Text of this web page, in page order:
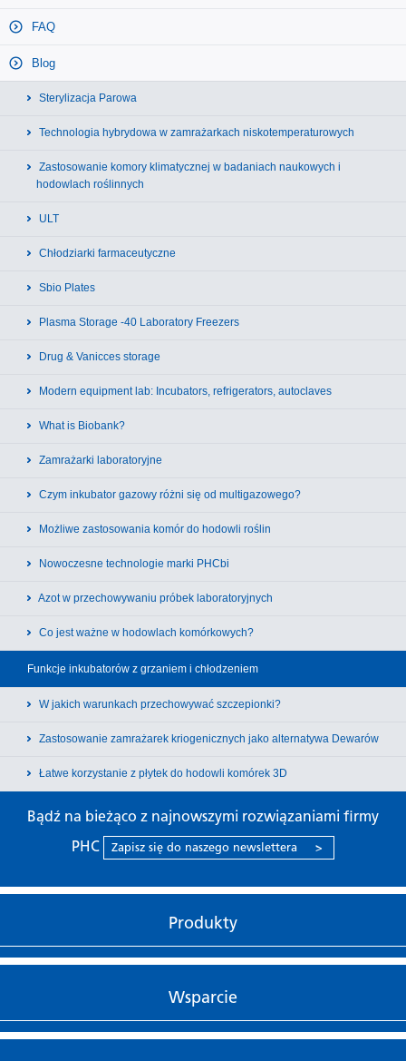
FAQ
Blog
Sterylizacja Parowa
Technologia hybrydowa w zamrażarkach niskotemperaturowych
Zastosowanie komory klimatycznej w badaniach naukowych i
hodowlach roślinnych
ULT
Chłodziarki farmaceutyczne
Sbio Plates
Plasma Storage -40 Laboratory Freezers
Drug & Vanicces storage
Modern equipment lab: Incubators, refrigerators, autoclaves
What is Biobank?
Zamrażarki laboratoryjne
Czym inkubator gazowy różni się od multigazowego?
Możliwe zastosowania komór do hodowli roślin
Nowoczesne technologie marki PHCbi
Azot w przechowywaniu próbek laboratoryjnych
Co jest ważne w hodowlach komórkowych?
Funkcje inkubatorów z grzaniem i chłodzeniem
W jakich warunkach przechowywać szczepionki?
Zastosowanie zamrażarek kriogenicznych jako alternatywa Dewarów
Łatwe korzystanie z płytek do hodowli komórek 3D
Bądź na bieżąco z najnowszymi rozwiązaniami firmy
PHC
Zapisz się do naszego newslettera >
Produkty
Wsparcie